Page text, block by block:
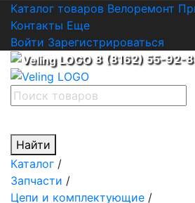
Каталог товаров Велоремонт
Контакты Еще
Войти Зарегистрироваться
8 (8162) 55-92-
Найти
Каталог /
Запчасти /
Цепи и комплектующие /